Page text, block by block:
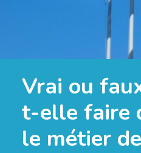
Vrai ou
t-elle faire
le métier de